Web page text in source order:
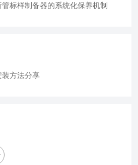
标样制备器的系统化保养机制
装方法分享